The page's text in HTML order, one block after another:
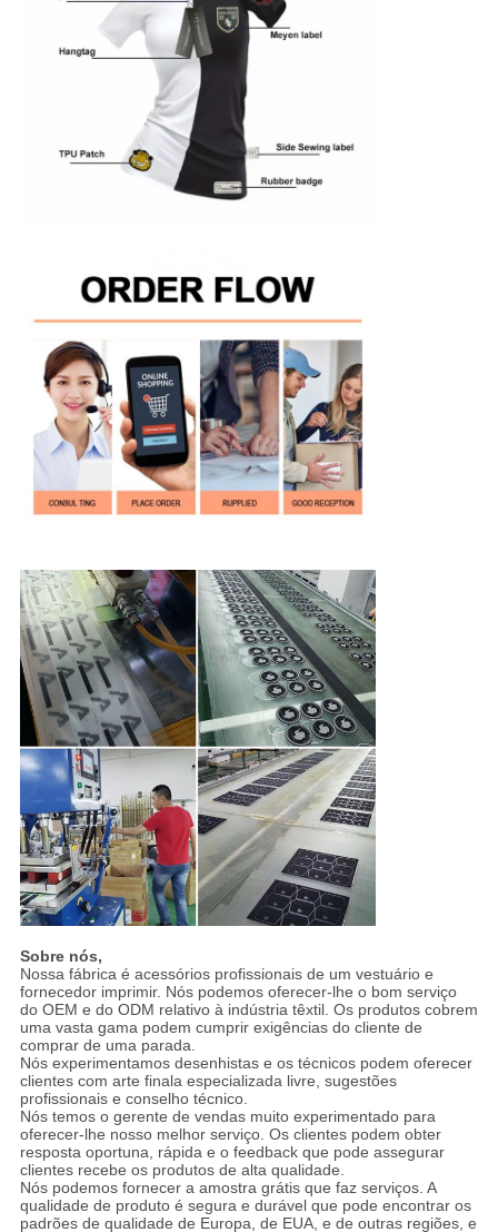
Sobre nós,
Nossa fábrica é acessórios profissionais de um vestuário e
fornecedor imprimir. Nós podemos oferecer-lhe o bom serviço
do OEM e do ODM relativo à indústria têxtil. Os produtos cobrem
uma vasta gama podem cumprir exigências do cliente de
comprar de uma parada.
Nós experimentamos desenhistas e os técnicos podem oferecer
clientes com arte finala especializada livre, sugestões
profissionais e conselho técnico.
Nós temos o gerente de vendas muito experimentado para
oferecer-lhe nosso melhor serviço. Os clientes podem obter
resposta oportuna, rápida e o feedback que pode assegurar
clientes recebe os produtos de alta qualidade.
Nós podemos fornecer a amostra grátis que faz serviços. A
qualidade de produto é segura e durável que pode encontrar os
padrões de qualidade de Europa, de EUA, e de outras regiões, e